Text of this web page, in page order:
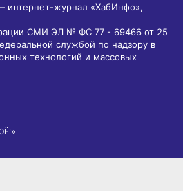
журнал «ХабИнфо»,
СМИ ЭЛ № ФС 77 - 69466 от 25
службой по надзору в
технологий и массовых